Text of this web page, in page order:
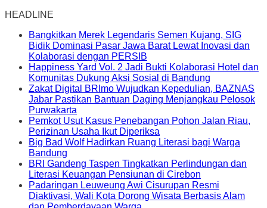
HEADLINE
Bangkitkan Merek Legendaris Semen Kujang, SIG
Bidik Dominasi Pasar Jawa Barat Lewat Inovasi dan
Kolaborasi dengan PERSIB
Happiness Yard Vol. 2 Jadi Bukti Kolaborasi Hotel dan
Komunitas Dukung Aksi Sosial di Bandung
Zakat Digital BRImo Wujudkan Kepedulian, BAZNAS
Jabar Pastikan Bantuan Daging Menjangkau Pelosok
Purwakarta
Pemkot Usut Kasus Penebangan Pohon Jalan Riau,
Perizinan Usaha Ikut Diperiksa
Big Bad Wolf Hadirkan Ruang Literasi bagi Warga
Bandung
BRI Gandeng Taspen Tingkatkan Perlindungan dan
Literasi Keuangan Pensiunan di Cirebon
Padaringan Leuweung Awi Cisurupan Resmi
Diaktivasi, Wali Kota Dorong Wisata Berbasis Alam